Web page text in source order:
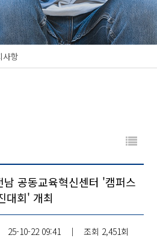
사항
공동교육혁신센터 '캠퍼스
대회' 개최
25-10-22 09:41│ 조회 2,451회